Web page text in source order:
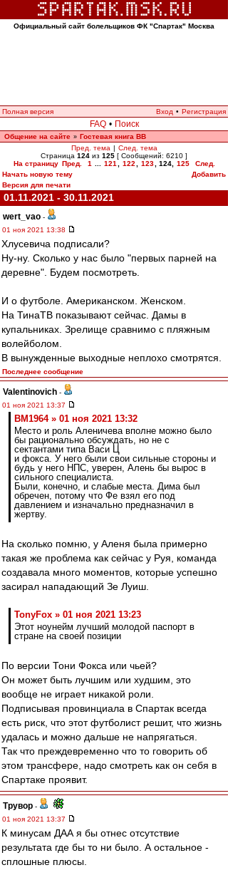
Официальный сайт болельщиков ФК "Спартак" Москва
Полная версия Вход • Регистрация
FAQ • Поиск
Общение на сайте » Гостевая книга ВВ
Пред. тема | След. тема
Страница 124 из 125 [ Сообщений: 6210 ]
На страницу Пред. 1 121 122 123 124, 125
След.
Начать новую тему
Добавить
Версия для печати
01.11.2021 - 30.11.2021
wert_vao -
01 ноя 2021 13:38
Хлусевича подписали?
Ну-ну. Сколько у нас было "первых парней на
деревне". Будем посмотреть.
И о футболе. Американском. Женском.
На ТинаТВ показывают сейчас. Дамы в
купальниках. Зрелище сравнимо с пляжным
волейболом.
В вынужденные выходные неплохо смотрятся.
Последнее сообщение
Valentinovich -
01 ноя 2021 13:37
BM1964 » 01 ноя 2021 13:32
Место и роль Аленичева вполне можно было
бы рационально обсуждать, но не с
сектантами типа Васи Ц
и фокса. У него были свои сильные стороны и
будь у него НПС, уверен, Алень бы вырос в
сильного специалиста.
Были, конечно, и слабые места. Дима был
обречен, потому что Фе взял его под
давлением и изначально предназначил в
жертву.
На сколько помню, у Аленя была примерно
такая же проблема как сейчас у Руя, команда
создавала много моментов, которые успешно
засирал нападающий Зе Луиш.
TonyFox » 01 ноя 2021 13:23
Этот ноунейм лучший молодой паспорт в
стране на своей позиции
По версии Тони Фокса или чьей?
Он может быть лучшим или худшим, это
вообще не играет никакой роли.
Подписывая провинциала в Спартак всегда
есть риск, что этот футболист решит, что жизнь
удалась и можно дальше не напрягаться.
Так что преждевременно что то говорить об
этом трансфере, надо смотреть как он себя в
Спартаке проявит.
Трувор -
01 ноя 2021 13:37
К минусам ДАА я бы отнес отсутствие
результата где бы то ни было. А остальное -
сплошные плюсы.